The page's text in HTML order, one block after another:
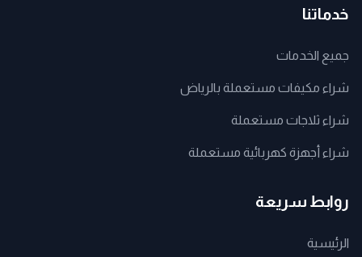
خدماتنا
جميع الخدمات
شراء مكيفات مستعملة بالرياض
شراء ثلاجات مستعملة
شراء أجهزة كهربائية مستعملة
روابط سريعة
الرئيسية